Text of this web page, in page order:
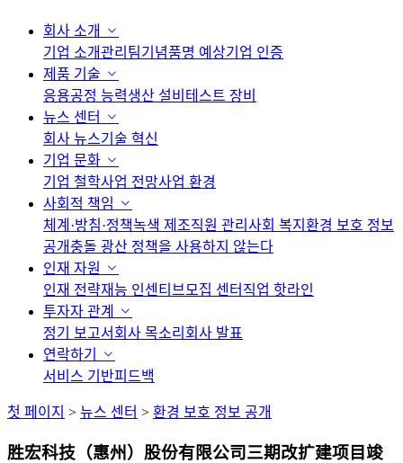
회사 소개
기업 소개관리팀기념품명 예상기업 인증
제품 기술
응용공정 능력생산 설비 테스트 장비
뉴스 센터
회사 뉴스기술 혁신
기업 문화
기업 철학사업 전망사업 환경
사회적 책임
체계·방침·정책녹색 제조직원 관리 사회 복지 환경 보호 정보
공개충돌 광산 정책을 사용하지 않는다
인재 자원
인재 전략재능 인센티브 모집 센터 직업 핫라인
투자자 관계
정기 보고서 회사 목소리 회사 발표
연락하기
서비스 기반피드백
첫 페이지 > 뉴스 센터 > 환경 보호 정보 공개
胜宏科技（惠州）股份有限公司三期改扩建项目竣